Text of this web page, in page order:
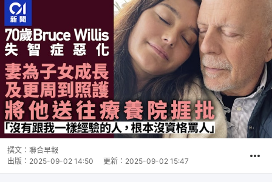
撰文： 聯合早報
出版： 2025-09-02 14:50 更新： 2025-09-02 15:47